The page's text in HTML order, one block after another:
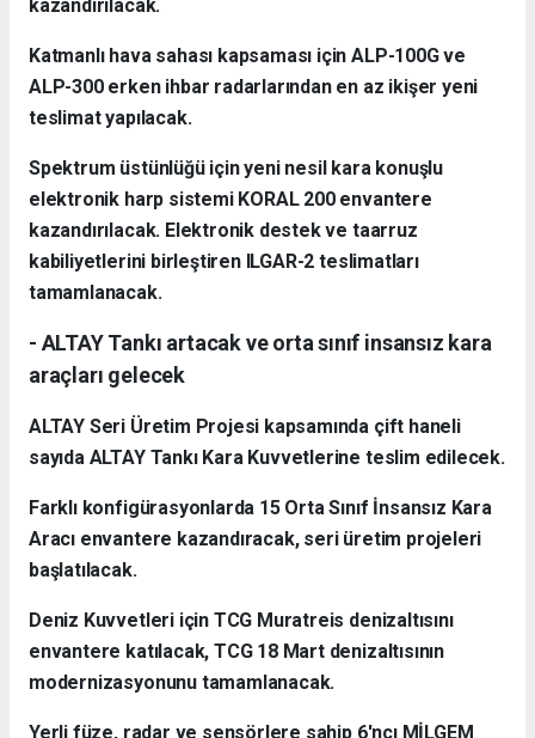
kazandırılacak.
Katmanlı hava sahası kapsaması için ALP-100G ve
ALP-300 erken ihbar radarlarından en az ikişer yeni
teslimat yapılacak.
Spektrum üstünlüğü için yeni nesil kara konuşlu
elektronik harp sistemi KORAL 200 envantere
kazandırılacak. Elektronik destek ve taarruz
kabiliyetlerini birleştiren ILGAR-2 teslimatları
tamamlanacak.
- ALTAY Tankı artacak ve orta sınıf insansız kara
araçları gelecek
ALTAY Seri Üretim Projesi kapsamında çift haneli
sayıda ALTAY Tankı Kara Kuvvetlerine teslim edilecek.
Farklı konfigürasyonlarda 15 Orta Sınıf İnsansız Kara
Aracı envantere kazandıracak, seri üretim projeleri
başlatılacak.
Deniz Kuvvetleri için TCG Muratreis denizaltısını
envantere katılacak, TCG 18 Mart denizaltısının
modernizasyonunu tamamlanacak.
Yerli füze, radar ve sensörlere sahip 6'ncı MİLGEM